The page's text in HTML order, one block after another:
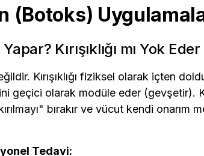
(Botoks)
Kırışıklığı mı Yok Eder
Kırışıklığı fiziksel olarak içten
geçici olarak modüle eder (gevşetir).
bırakır ve vücut kendi onarım
Tedavi: